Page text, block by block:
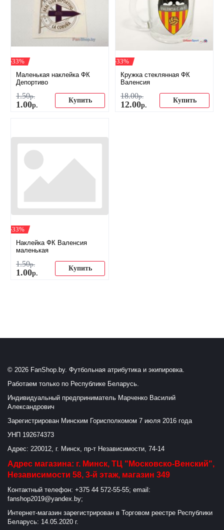
-33%
Маленькая наклейка ФК
Депортиво
1.50р.
1.00р.
Купить
-33%
Кружка стеклянная ФК
Валенсия
18.00р.
12.00р.
Купить
-33%
Наклейка ФК Валенсия
маленькая
1.50р.
1.00р.
Купить
© 2026 FanShop.by. Футбольная атрибутика и экипировка.
Работаем только по Республике Беларусь.
Индивидуальный предприниматель Марченко Василий
Александрович
Зарегистрирован Минским Горисполкомом 7 июля 2016 года
УНП 192674373
Адрес: 220012, г. Минск, пр-т Независимости, 74-14
Адрес магазина: г. Минск, ТЦ "Московско-Венский",
Независимости 58, 3-й этаж, магазин 349
Контактный телефон: +375 44 572-55-55; email:
fanshop2019@yandex.by;
Интернет-магазин зарегистрирован в Торговом реестре Республики
Беларусь: 14.05.2020 г.